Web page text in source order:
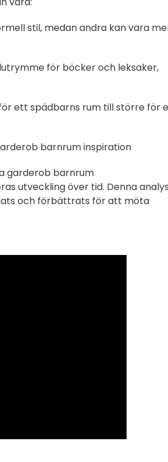
stil, medan andra kan vara
för böcker och leksaker,
ett spädbarns rum till större för
barnrum inspiration
garderob barnrum
utveckling över tid. Denna analys
och förbättrats för att möta